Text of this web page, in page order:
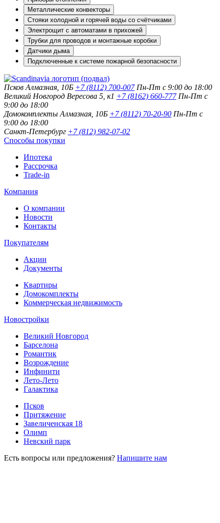
Металлические конвекторы
Стояки холодной и горячей воды со счётчиками
Электрощит с автоматами в прихожей
Трубки для проводов и монтажные коробки
Датчики дыма
Подключенные к системе пожарной безопасности
Псков Алмазная, 10Б +7 (8112) 700-007 Пн-Пт с 9:00 до 18:00
Великий Новгород Вересова 5, к1 +7 (8162) 660-777 Пн-Пт с
9:00 до 18:00
Домокомплекты Алмазная, 10Б +7 (8112) 70-20-90 Пн-Пт с
9:00 до 18:00
Санкт-Петербург +7 (812) 982-07-02
Способы покупки
Ипотека
Рассрочка
Trade-in
Компания
О компании
Новости
Контакты
Покупателям
Акции
Документы
Квартиры
Домокомплекты
Коммерческая недвижимость
Новостройки
Великий Новгород
Барселона
Романтик
Возрождение
Инфинити
Лето-Лето
Галактика
Псков
Притяжение
Завеличенская 18
Олимп
Невский парк
Есть вопросы или предложения? Напишите нам